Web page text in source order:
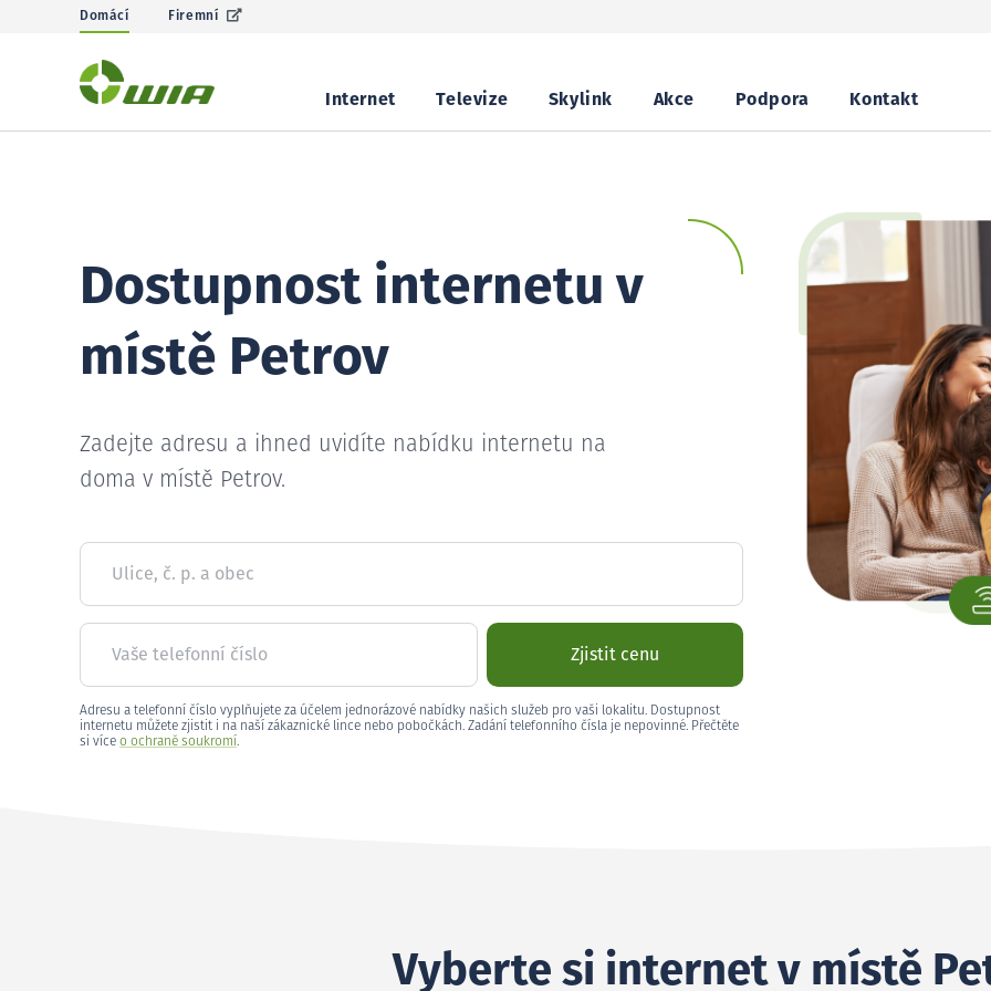
Domácí Firemní
Internet Televize Skylink Akce Podpora Kontakt
Dostupnost internetu v
místě Petrov
Zadejte adresu a ihned uvidíte nabídku internetu na
doma v místě Petrov.
Ulice, č. p. a obec
Vaše telefonní číslo Zjistit cenu
Adresu a telefonní číslo vyplňujete za účelem jednorázové nabídky našich služeb pro vaši lokalitu. Dostupnost
internetu můžete zjistit i na naší zákaznické lince nebo pobočkách. Zadání telefonního čísla je nepovinné. Přečtěte
si více o ochraně soukromí.
Vyberte si internet v místě